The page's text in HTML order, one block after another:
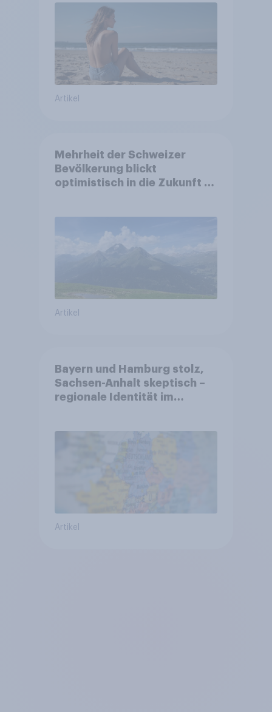
Artikel
Mehrheit der Schweizer
Bevölkerung blickt
optimistisch in die Zukunft –
Altersvorsorge
Artikel
Bayern und Hamburg stolz,
Sachsen-Anhalt skeptisch –
regionale Identität im
Artikel